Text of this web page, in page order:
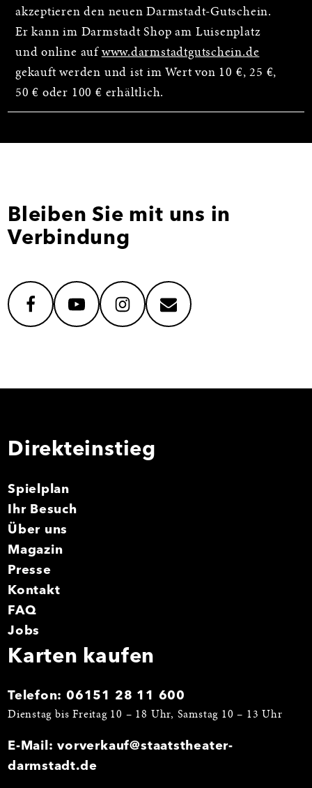
akzeptieren den neuen Darmstadt-Gutschein.
Er kann im Darmstadt Shop am Luisenplatz
und online auf www.darmstadtgutschein.de
gekauft werden und ist im Wert von 10 €, 25 €,
50 € oder 100 € erhältlich.
Bleiben Sie mit uns in
Verbindung
facebookyoutubeinstagrammail
Direkteinstieg
Spielplan
Ihr Besuch
Über uns
Magazin
Presse
Kontakt
FAQ
Jobs
Karten kaufen
Telefon:06151 28 11 600
Dienstag bis Freitag 10 – 18 Uhr, Samstag 10 – 13 Uhr
E-Mail:vorverkauf@staatstheater-
darmstadt.de